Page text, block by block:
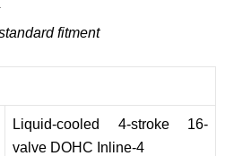
fitment
Liquid-cooled 4-stroke 16-
valve DOHC Inline-4